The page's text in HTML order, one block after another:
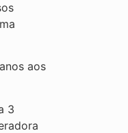
aos
3